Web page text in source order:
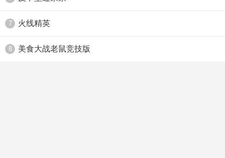
7 火线精英
8 美食大战老鼠竞技版